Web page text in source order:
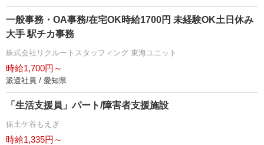
一般事務・OA事務/在宅OK時給1700円 未経験OK土日休み
大手 駅チカ事務
株式会社リクルートスタッフィング 東海ユニット
時給1,700円～
派遣社員 / 愛知県
「生活支援員」パート/障害者支援施設
保土ケ谷もえぎ
時給1,335円～